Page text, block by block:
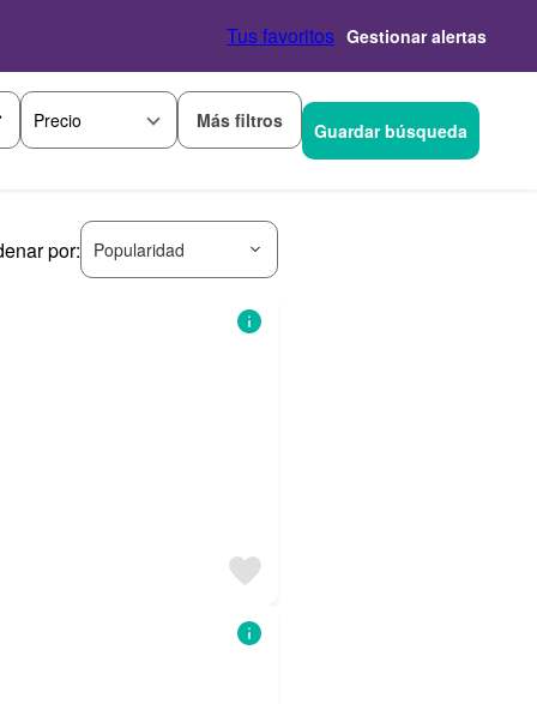
Tus favoritos Gestionar alertas
Precio Más filtros Guardar búsqueda
por: Popularidad